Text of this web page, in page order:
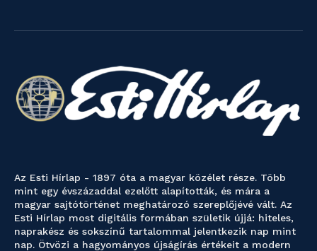
Az Esti Hírlap - 1897 óta a magyar közélet része. Több
mint egy évszázaddal ezelőtt alapították, és mára a
magyar sajtótörténet meghatározó szereplőjévé vált. Az
Esti Hírlap most digitális formában születik újjá: hiteles,
naprakész és sokszínű tartalommal jelentkezik nap mint
nap. Ötvözi a hagyományos újságírás értékeit a modern